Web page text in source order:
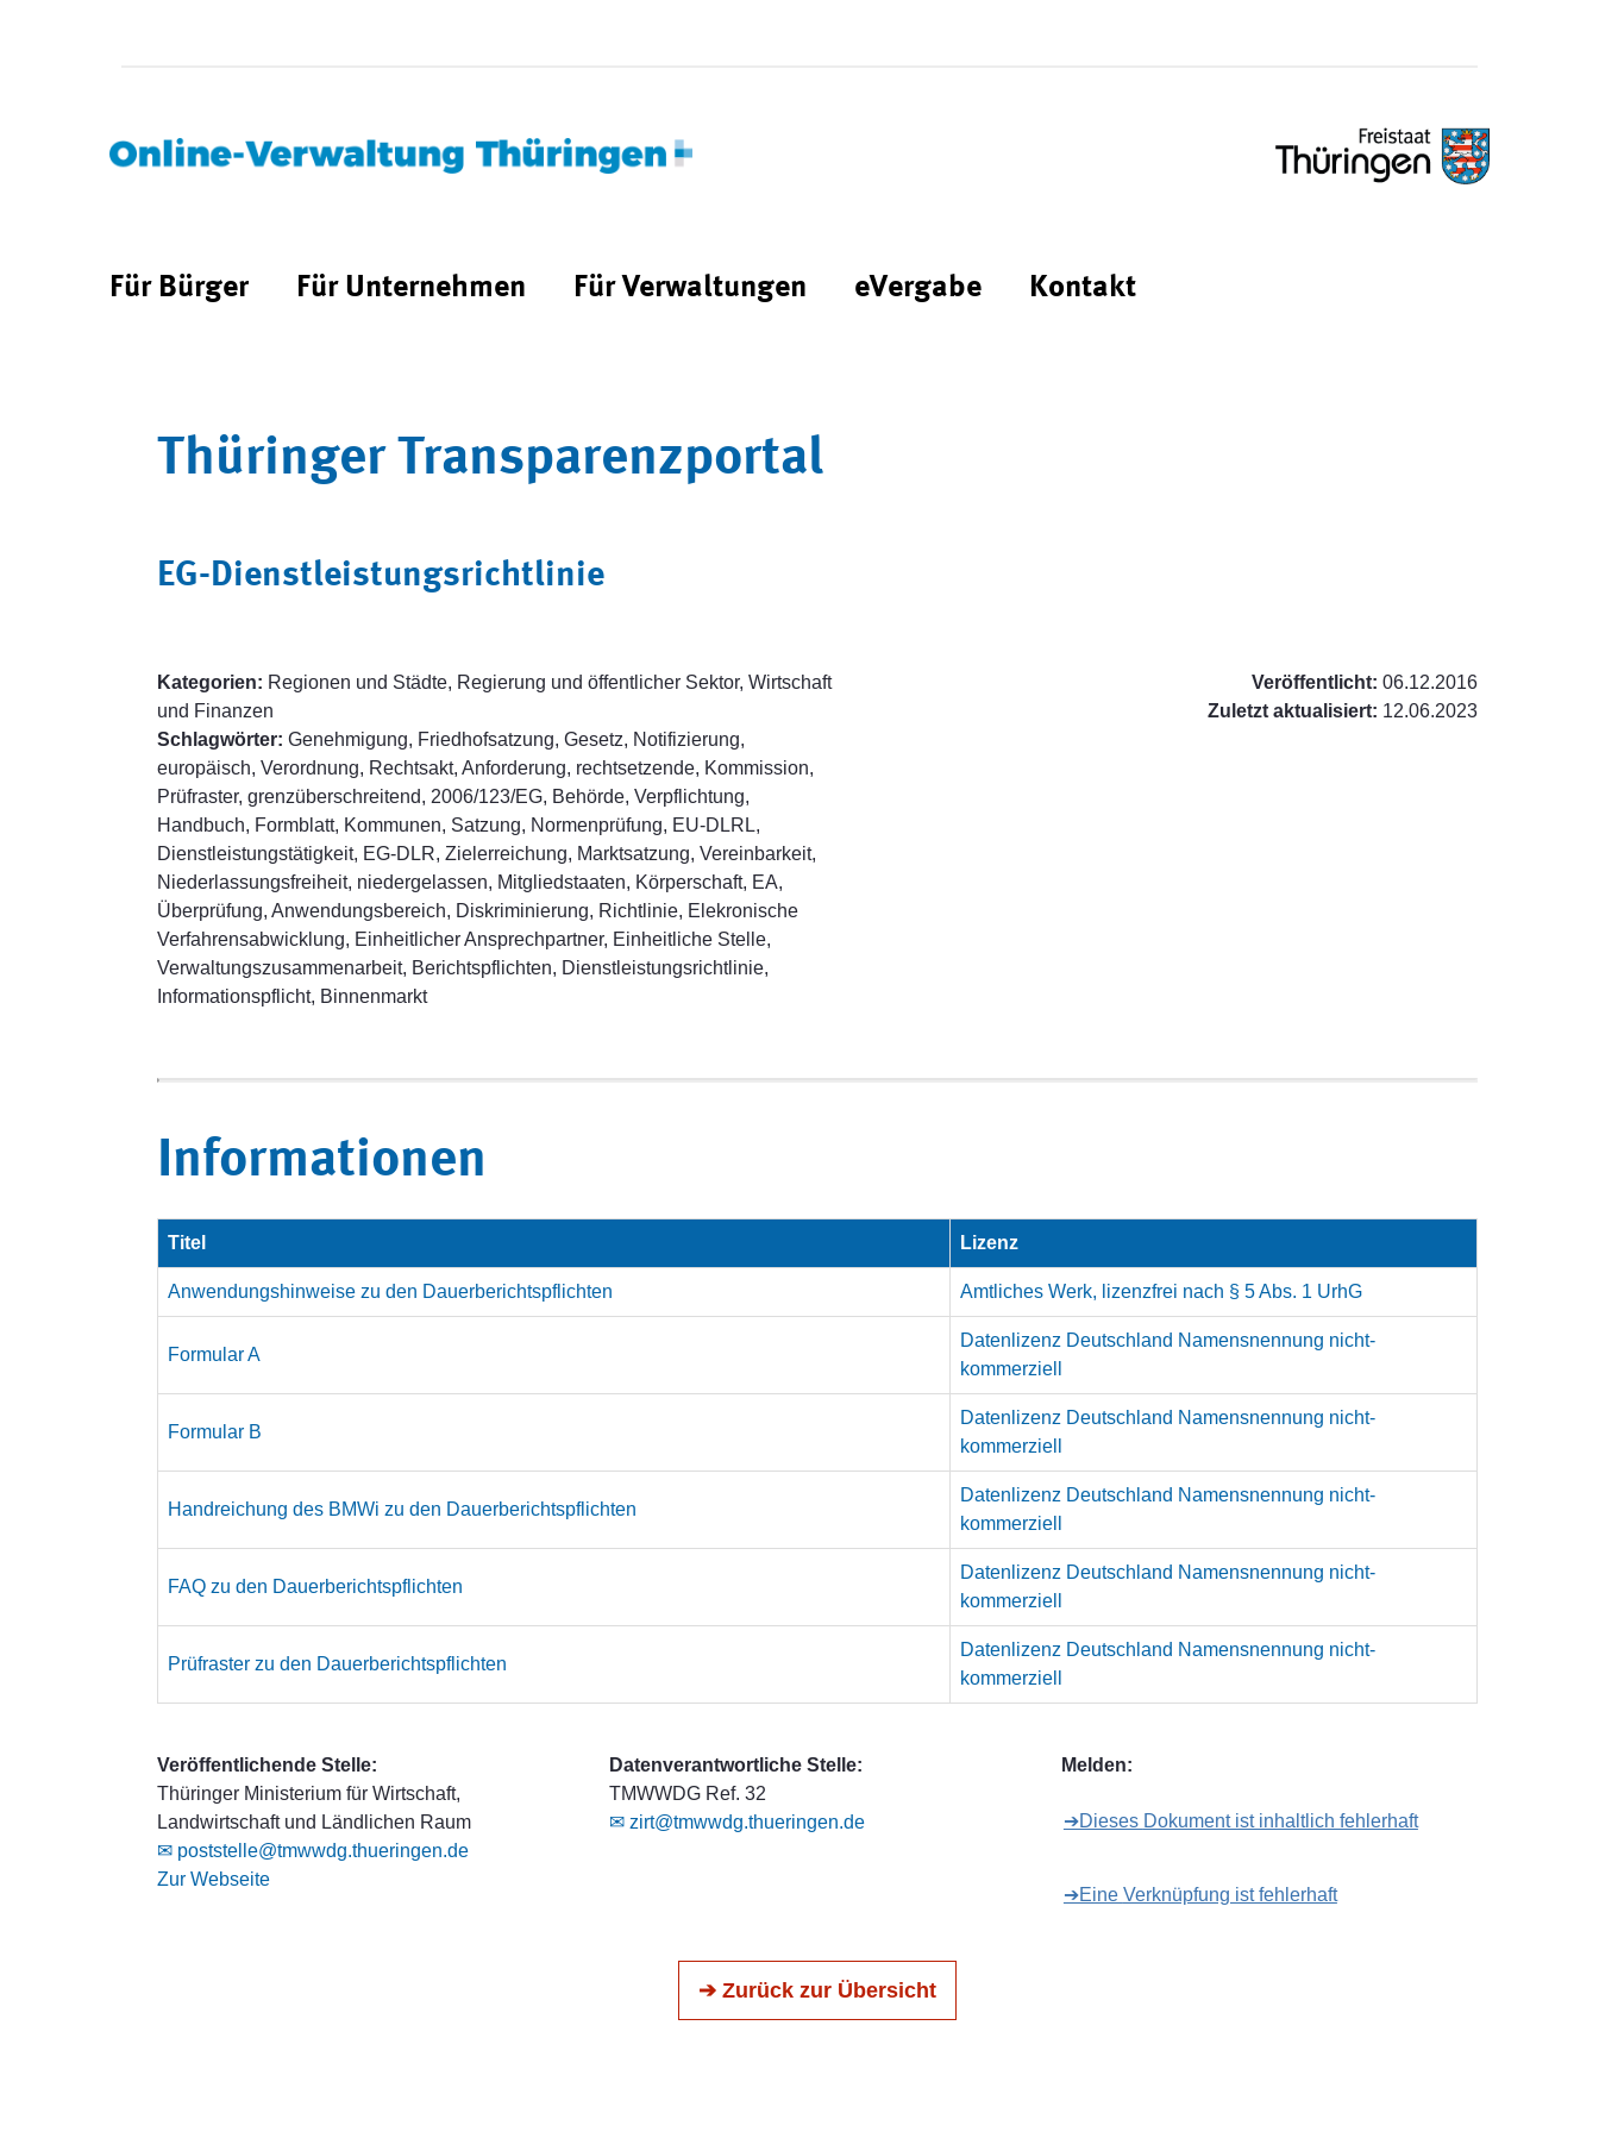
Für Bürger Für Unternehmen Für Verwaltungen eVergabe Kontakt
Thüringer Transparenzportal
EG-Dienstleistungsrichtlinie
Kategorien: Regionen und Städte, Regierung und öffentlicher Sektor, Wirtschaft
und Finanzen
Schlagwörter: Genehmigung, Friedhofsatzung, Gesetz, Notifizierung,
europäisch, Verordnung, Rechtsakt, Anforderung, rechtsetzende, Kommission,
Prüfraster, grenzüberschreitend, 2006/123/EG, Behörde, Verpflichtung,
Handbuch, Formblatt, Kommunen, Satzung, Normenprüfung, EU-DLRL,
Dienstleistungstätigkeit, EG-DLR, Zielerreichung, Marktsatzung, Vereinbarkeit,
Niederlassungsfreiheit, niedergelassen, Mitgliedstaaten, Körperschaft, EA,
Überprüfung, Anwendungsbereich, Diskriminierung, Richtlinie, Elekronische
Verfahrensabwicklung, Einheitlicher Ansprechpartner, Einheitliche Stelle,
Verwaltungszusammenarbeit, Berichtspflichten, Dienstleistungsrichtlinie,
Informationspflicht, Binnenmarkt
Veröffentlicht: 06.12.2016
Zuletzt aktualisiert: 12.06.2023
Informationen
Titel Lizenz
Anwendungshinweise zu den Dauerberichtspflichten Amtliches Werk, lizenzfrei nach § 5 Abs. 1 UrhG
Formular A
Datenlizenz Deutschland Namensnennung nicht-
kommerziell
Formular B
Datenlizenz Deutschland Namensnennung nicht-
kommerziell
Handreichung des BMWi zu den Dauerberichtspflichten
Datenlizenz Deutschland Namensnennung nicht-
kommerziell
FAQ zu den Dauerberichtspflichten
Datenlizenz Deutschland Namensnennung nicht-
kommerziell
Prüfraster zu den Dauerberichtspflichten
Datenlizenz Deutschland Namensnennung nicht-
kommerziell
Veröffentlichende Stelle:
Thüringer Ministerium für Wirtschaft,
Landwirtschaft und Ländlichen Raum
✉ poststelle@tmwwdg.thueringen.de
Zur Webseite
Datenverantwortliche Stelle:
TMWWDG Ref. 32
✉ zirt@tmwwdg.thueringen.de
Melden:
➔Dieses Dokument ist inhaltlich fehlerhaft
➔Eine Verknüpfung ist fehlerhaft
➔ Zurück zur Übersicht